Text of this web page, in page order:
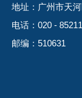
地址：广州市天
电话：020 -
邮编：510631